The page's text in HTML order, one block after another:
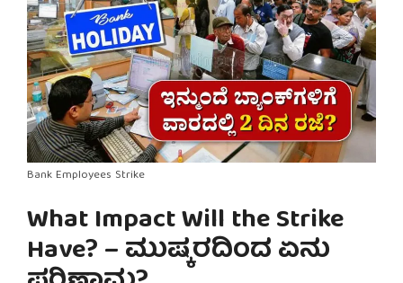
Bank Employees Strike
What Impact Will the Strike
Have? – ಮುಷ್ಕರದಿಂದ ಏನು